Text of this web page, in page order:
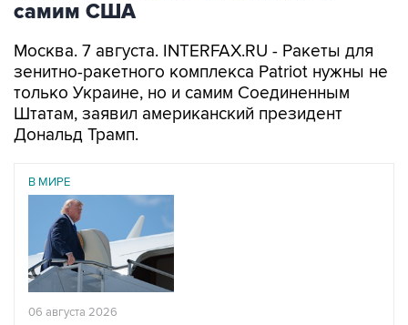
самим США
Москва. 7 августа. INTERFAX.RU - Ракеты для
зенитно-ракетного комплекса Patriot нужны не
только Украине, но и самим Соединенным
Штатам, заявил американский президент
Дональд Трамп.
В МИРЕ
06 августа 2026